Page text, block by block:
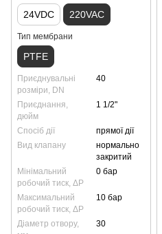
24VDC 220VAC
Тип мембрани
PTFE
Приєднувальні
розміри, DN
40
Приєднання,
дюйм
1 1/2"
Спосіб дії
прямої дії
Вид клапану
нормально
закритий
Мінімальний
робочий тиск, ΔP
0 бар
Максимальний
робочий тиск, ΔP
10 бар
Діаметр отвору,
30